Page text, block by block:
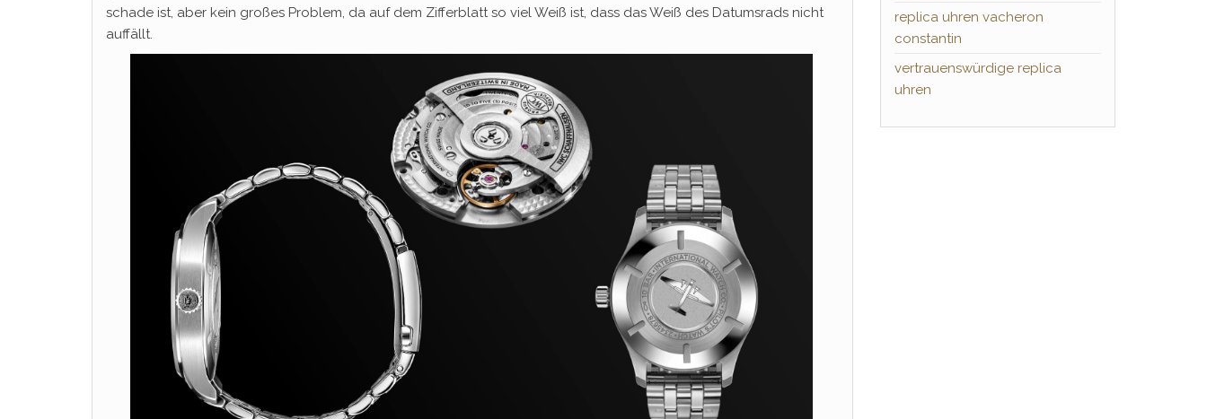
schade ist, aber kein großes Problem, da auf dem Zifferblatt so viel Weiß ist, dass das Weiß des Datumsrads nicht
auffällt.
replica uhren vacheron
constantin
vertrauenswürdige replica
uhren